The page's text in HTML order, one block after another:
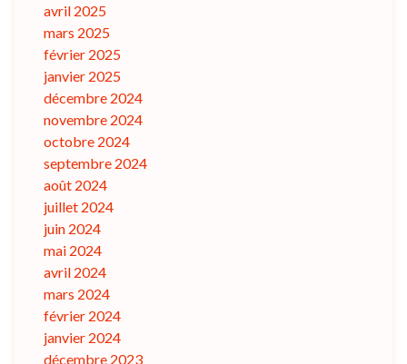
avril 2025
mars 2025
février 2025
janvier 2025
décembre 2024
novembre 2024
octobre 2024
septembre 2024
août 2024
juillet 2024
juin 2024
mai 2024
avril 2024
mars 2024
février 2024
janvier 2024
décembre 2023